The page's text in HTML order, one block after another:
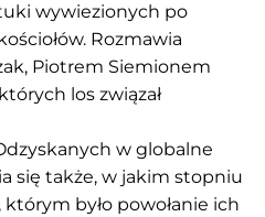
wywiezionych po
Rozmawia
Piotrem Siemionem
los związał
w globalne
się także, w jakim stopniu
było powołanie ich